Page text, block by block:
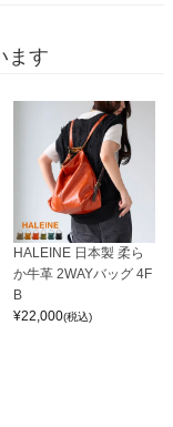
ます
HALEINE 日本製 柔ら
か牛革 2WAYバッグ 4F
B
¥22,000(税込)